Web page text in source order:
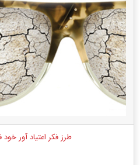
طرز فکر اعتیاد آور